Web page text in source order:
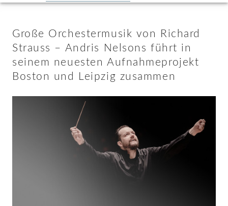
Strauss
Andris
Nelsons
Große Orchestermusik von Richard
Strauss – Andris Nelsons führt in
seinem neuesten Aufnahmeprojekt
Boston und Leipzig zusammen